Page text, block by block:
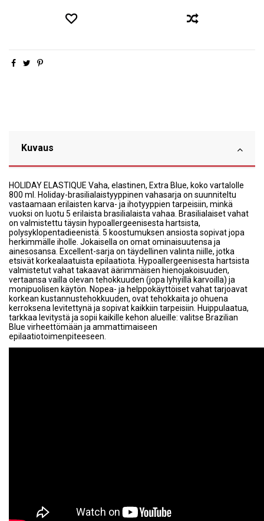
Kuvaus
HOLIDAY ELASTIQUE Vaha, elastinen, Extra Blue, koko vartalolle
800 ml. Holiday-brasilialaistyyppinen vahasarja on suunniteltu
vastaamaan erilaisten karva- ja ihotyyppien tarpeisiin, minkä
vuoksi on luotu 5 erilaista brasilialaista vahaa. Brasilialaiset vahat
on valmistettu täysin hypoallergeenisesta hartsista,
polysyklopentadieenistä. 5 koostumuksen ansiosta sopivat jopa
herkimmälle iholle. Jokaisella on omat ominaisuutensa ja
ainesosansa. Excellent-sarja on täydellinen valinta niille, jotka
etsivät korkealaatuista epilaatiota. Hypoallergeenisesta hartsista
valmistetut vahat takaavat äärimmäisen hienojakoisuuden,
vertaansa vailla olevan tehokkuuden (jopa lyhyillä karvoilla) ja
monipuolisen käytön. Nopea- ja helppokäyttöiset vahat tarjoavat
korkean kustannustehokkuuden, ovat tehokkaita jo ohuena
kerroksena levitettynä ja sopivat kaikkiin tarpeisiin. Huippulaatua,
tarkkaa levitystä ja sopii kaikille kehon alueille: valitse Brazilian
Blue virheettömään ja ammattimaiseen
epilaatiotoimenpiteeseen.